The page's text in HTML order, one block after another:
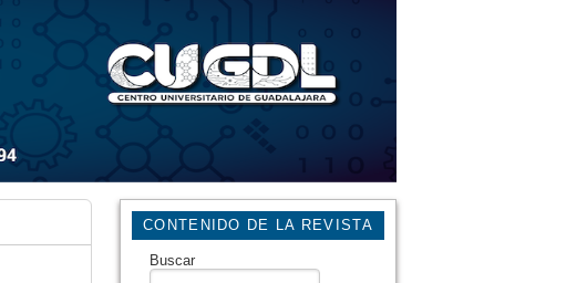
CONTENIDO DE LA REVISTA
Buscar